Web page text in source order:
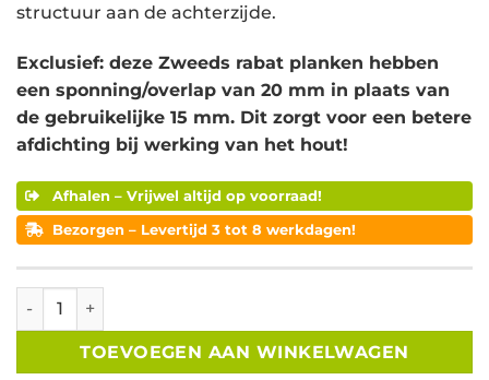
structuur aan de achterzijde.
Exclusief: deze Zweeds rabat planken hebben
een sponning/overlap van 20 mm in plaats van
de gebruikelijke 15 mm. Dit zorgt voor een betere
afdichting bij werking van het hout!
Afhalen – Vrijwel altijd op voorraad!
Bezorgen – Levertijd 3 tot 8 werkdagen!
Douglas Zweeds rabat 12/27×195x3000 mm aantal
TOEVOEGEN AAN WINKELWAGEN